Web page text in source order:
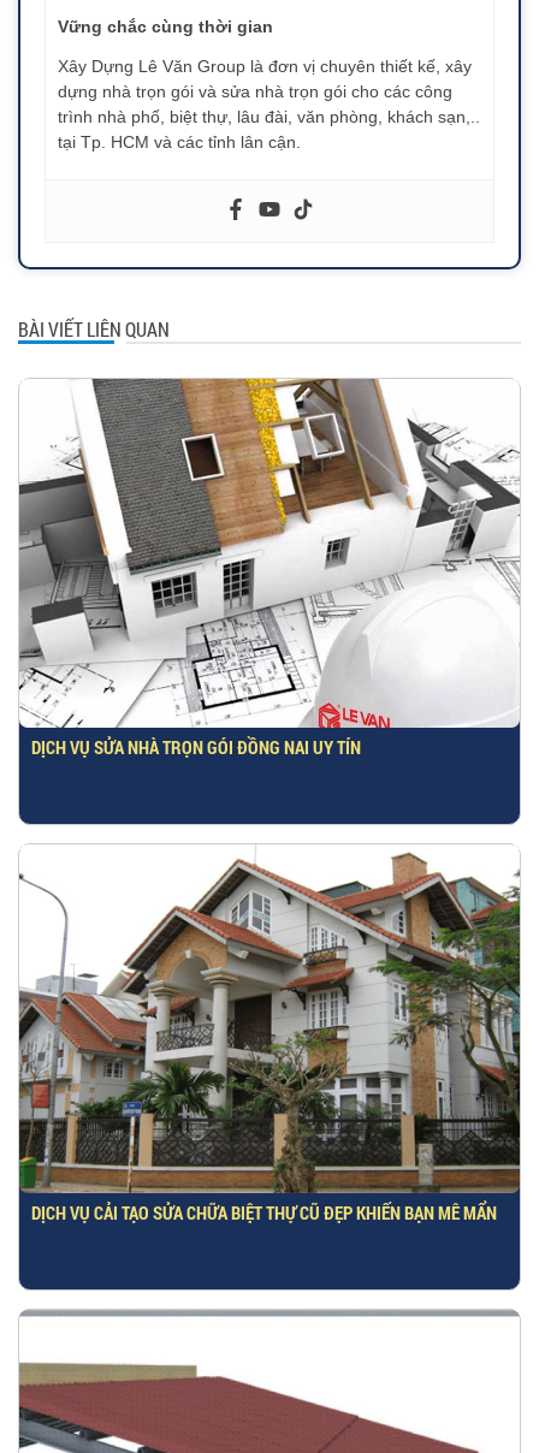
Vững chắc cùng thời gian
Xây Dựng Lê Văn Group là đơn vị chuyên thiết kế, xây
dựng nhà trọn gói và sửa nhà trọn gói cho các công
trình nhà phố, biệt thự, lâu đài, văn phòng, khách sạn,..
tại Tp. HCM và các tỉnh lân cận.
BÀI VIẾT LIÊN QUAN
DỊCH VỤ SỬA NHÀ TRỌN GÓI ĐỒNG NAI UY TÍN
DỊCH VỤ CẢI TẠO SỬA CHỮA BIỆT THỰ CŨ ĐẸP KHIẾN BẠN MÊ MẨN